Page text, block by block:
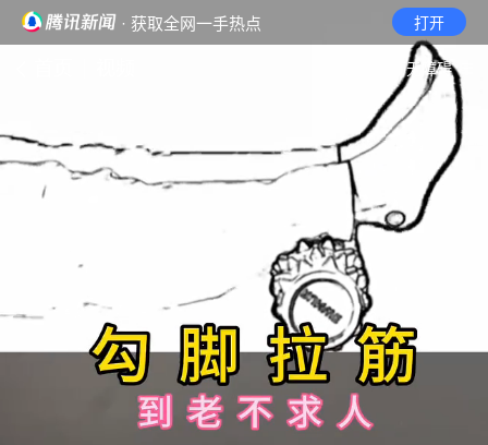
· 获取全网一手热点 打开
无障碍